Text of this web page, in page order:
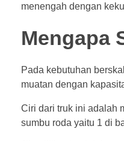
menengah dengan
Mengapa
Pada kebutuhan
muatan dengan
Ciri dari truk ini adalah
sumbu roda yaitu 1 di